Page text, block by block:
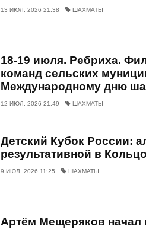
13 ИЮЛ. 2026 21:38 ШАХМАТЫ
18-19 июля. Ребриха.
команд сельских
Международному дню
12 ИЮЛ. 2026 21:49 ШАХМАТЫ
Детский Кубок России:
результативной в
9 ИЮЛ. 2026 11:25 ШАХМАТЫ
Артём Мещеряков начал